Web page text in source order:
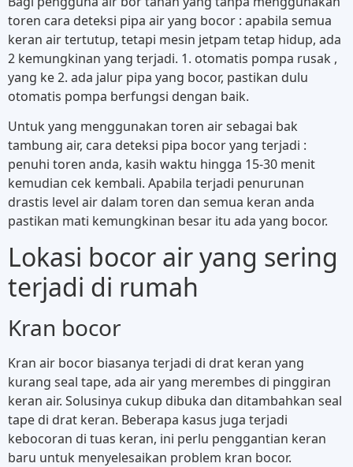
toren cara deteksi pipa air yang bocor : apabila semua
keran air tertutup, tetapi mesin jetpam tetap hidup, ada
2 kemungkinan yang terjadi. 1. otomatis pompa rusak ,
yang ke 2. ada jalur pipa yang bocor, pastikan dulu
otomatis pompa berfungsi dengan baik.
Untuk yang menggunakan toren air sebagai bak
tambung air, cara deteksi pipa bocor yang terjadi :
penuhi toren anda, kasih waktu hingga 15-30 menit
kemudian cek kembali. Apabila terjadi penurunan
drastis level air dalam toren dan semua keran anda
pastikan mati kemungkinan besar itu ada yang bocor.
Lokasi bocor air yang sering
terjadi di rumah
Kran bocor
Kran air bocor biasanya terjadi di drat keran yang
kurang seal tape, ada air yang merembes di pinggiran
keran air. Solusinya cukup dibuka dan ditambahkan seal
tape di drat keran. Beberapa kasus juga terjadi
kebocoran di tuas keran, ini perlu penggantian keran
baru untuk menyelesaikan problem kran bocor.